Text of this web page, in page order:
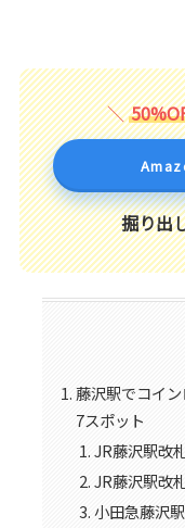
掘り出
藤沢駅でコイ
7スポット
JR藤沢駅改
JR藤沢駅改
小田急藤沢